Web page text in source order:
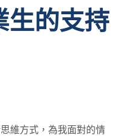
生的支持
維方式，為我面對的情